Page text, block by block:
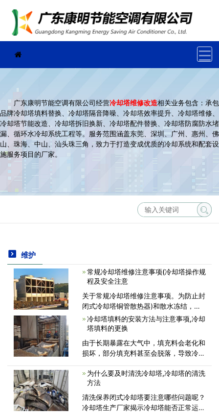
广东康明节能空调有限公司经营冷却塔维修改造相关业务包含：承包
品牌冷却塔填料替换、冷却塔隔音降噪、冷却塔效率提升、冷却塔维修、
冷却塔节能改造、冷却塔拆旧换新、冷却塔配件替换、冷却塔防腐防水堵
漏、循环水冷却系统工程等。服务范围涵盖东莞、深圳、广州、惠州、佛
山、珠海、中山、汕头珠三角，致力于打造变成优质的冷却系统和配套设
施服务项目的厂家。
维护
常规冷却塔维修注意事项(冷却塔操作规
程及安全注意
关于常规冷却塔维修注意事项。为防止封
闭式冷却塔铜管散热器)和散水冻结，请
注意以下几点：当障碍物高于冷却塔时，
请增加直管，防止空气短路。冷却塔循环
公式计算：封闭式相同，记水量加上03%
冷却塔填料的安装方法与注意事项,冷却
塔填料的更换
由于长期暴露在大气中，填充料会老化和
损坏，部分填充料甚至会脱落，导致冷却
率，消耗大量能源。此时，应更换老化和
损坏的填充料。冷却塔填料通常在使用4
年后更换，以确保冷却塔的正常工作效
为什么要及时清洗冷却塔,冷却塔的清洗
方法
清洗保养闭式冷却塔要注意哪些问题呢？
冷却塔生产厂家揭示冷却塔能否正常运作